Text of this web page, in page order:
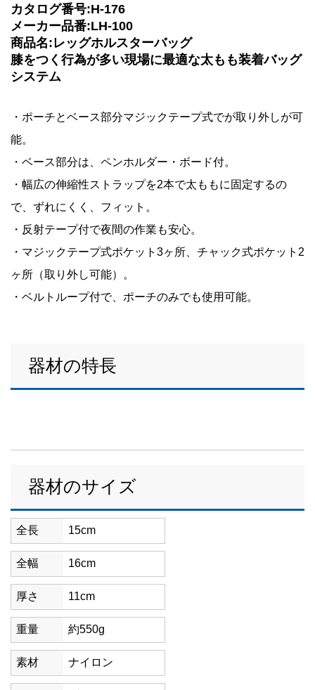
カタログ番号:H-176
メーカー品番:LH-100
商品名:レッグホルスターバッグ
膝をつく行為が多い現場に最適な太もも装着バッグ
システム
・ポーチとベース部分マジックテープ式でが取り外しが可
能。
・ベース部分は、ペンホルダー・ボード付。
・幅広の伸縮性ストラップを2本で太ももに固定するの
で、ずれにくく、フィット。
・反射テープ付で夜間の作業も安心。
・マジックテープ式ポケット3ヶ所、チャック式ポケット2
ヶ所（取り外し可能）。
・ベルトループ付で、ポーチのみでも使用可能。
器材の特長
器材のサイズ
全長 15cm
全幅 16cm
厚さ 11cm
重量 約550g
素材 ナイロン